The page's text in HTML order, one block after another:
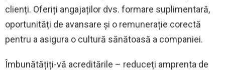
clienți. Oferiți angajaților dvs. formare suplimentară,
oportunități de avansare și o remunerație corectă
pentru a asigura o cultură sănătoasă a companiei.
Îmbunătățiți-vă acreditările – reduceți amprenta de